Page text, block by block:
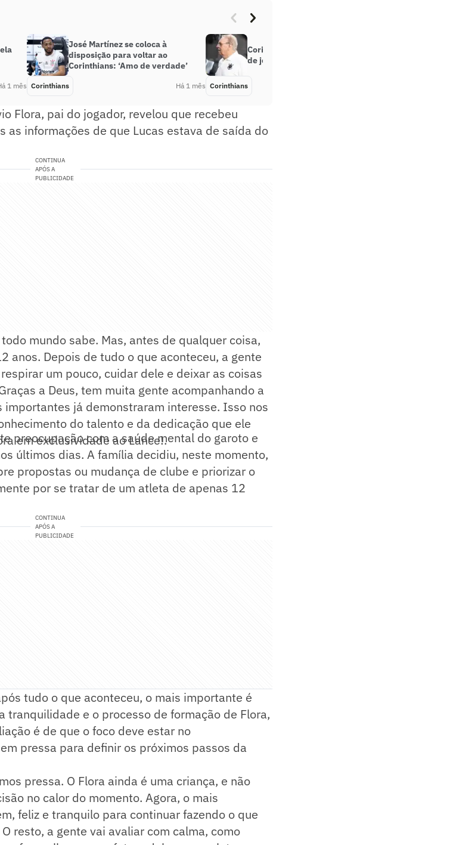
1 mês
José Martínez se coloca à
disposição para voltar ao
Corinthians: ‘Amo de verdade’
Corinthians Há 1 mês
Corinthians volta a atrasar salários
de jogadores e comissão técnica
Corinthians
Flora, pai do jogador, revelou que recebeu
as informações de que Lucas estava de saída do
CONTINUA
APÓS A
PUBLICIDADE
mundo sabe. Mas, antes de qualquer coisa,
anos. Depois de tudo o que aconteceu, a gente
um pouco, cuidar dele e deixar as coisas
a Deus, tem muita gente acompanhando a
já demonstraram interesse. Isso nos
do talento e da dedicação que ele
em exclusividade ao Lance!.
preocupação com a saúde mental do garoto e
últimos dias. A família decidiu, neste momento,
propostas ou mudança de clube e priorizar o
por se tratar de um atleta de apenas 12
CONTINUA
APÓS A
PUBLICIDADE
tudo o que aconteceu, o mais importante é
tranquilidade e o processo de formação de Flora,
é de que o foco deve estar no
pressa para definir os próximos passos da
pressa. O Flora ainda é uma criança, e não
no calor do momento. Agora, o mais
feliz e tranquilo para continuar fazendo o que
resto, a gente vai avaliar com calma, como